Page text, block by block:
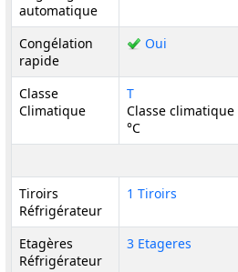
automatique
Congélation
rapide
Oui
Classe
Climatique
T
Classe climatique
°C
Tiroirs
Réfrigérateur
1 Tiroirs
Etagères
Réfrigérateur
3 Etageres